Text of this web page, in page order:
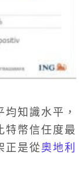
知識水平，
特幣信任度最
正是從奧地利